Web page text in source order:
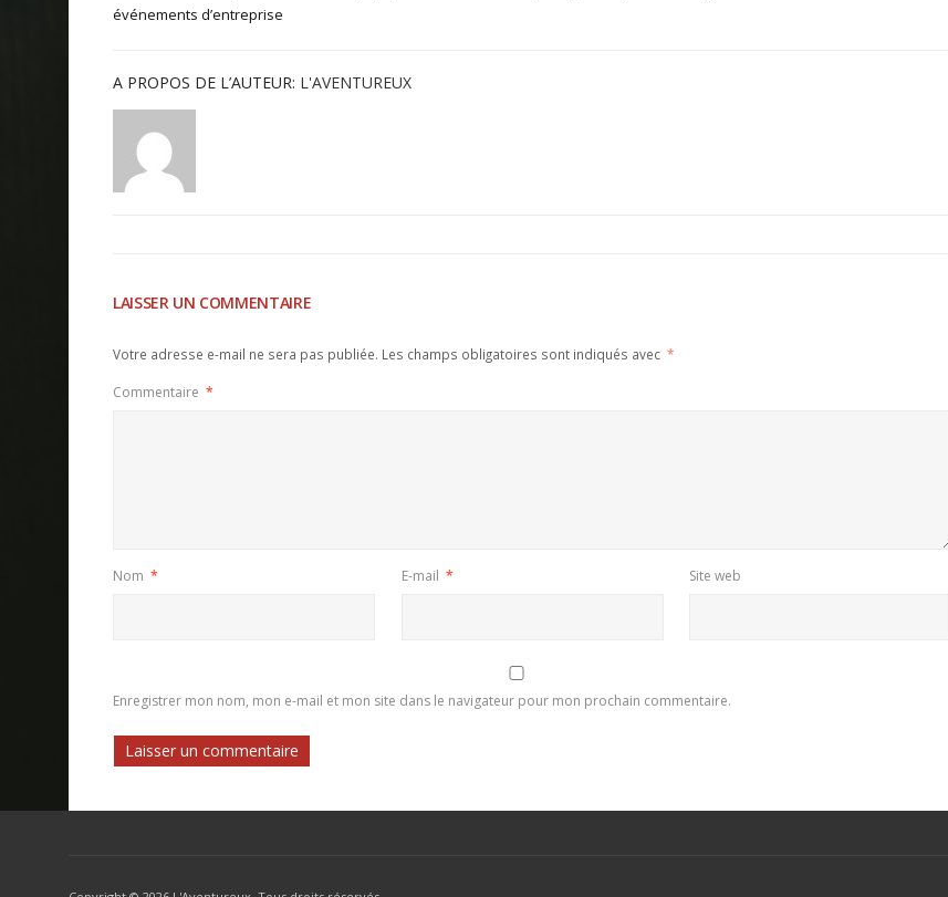
événements d’entreprise
A PROPOS DE L’AUTEUR: L'AVENTUREUX
LAISSER UN COMMENTAIRE
Votre adresse e-mail ne sera pas publiée. Les champs obligatoires sont indiqués avec *
Commentaire *
Nom * E-mail * Site web
Enregistrer mon nom, mon e-mail et mon site dans le navigateur pour mon prochain commentaire.